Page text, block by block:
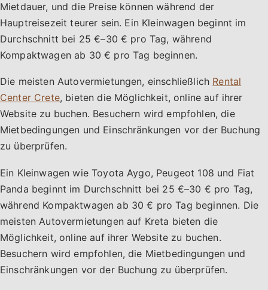
Mietdauer, und die Preise können während der
Hauptreisezeit teurer sein. Ein Kleinwagen beginnt im
Durchschnitt bei 25 €–30 € pro Tag, während
Kompaktwagen ab 30 € pro Tag beginnen.
Die meisten Autovermietungen, einschließlich Rental
Center Crete, bieten die Möglichkeit, online auf ihrer
Website zu buchen. Besuchern wird empfohlen, die
Mietbedingungen und Einschränkungen vor der Buchung
zu überprüfen.
Ein Kleinwagen wie Toyota Aygo, Peugeot 108 und Fiat
Panda beginnt im Durchschnitt bei 25 €–30 € pro Tag,
während Kompaktwagen ab 30 € pro Tag beginnen. Die
meisten Autovermietungen auf Kreta bieten die
Möglichkeit, online auf ihrer Website zu buchen.
Besuchern wird empfohlen, die Mietbedingungen und
Einschränkungen vor der Buchung zu überprüfen.